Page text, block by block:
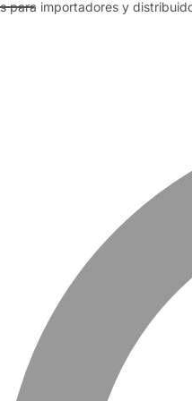
para importadores y